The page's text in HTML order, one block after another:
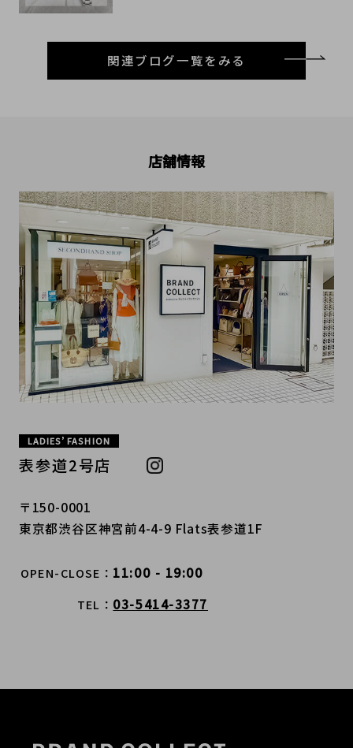
関連ブログ一覧をみる
店舗情報
LADIES’ FASHION
表参道2号店
〒150-0001
東京都渋谷区神宮前4-4-9 Flats表参道1F
OPEN-CLOSE 11:00 - 19:00
TEL 03-5414-3377